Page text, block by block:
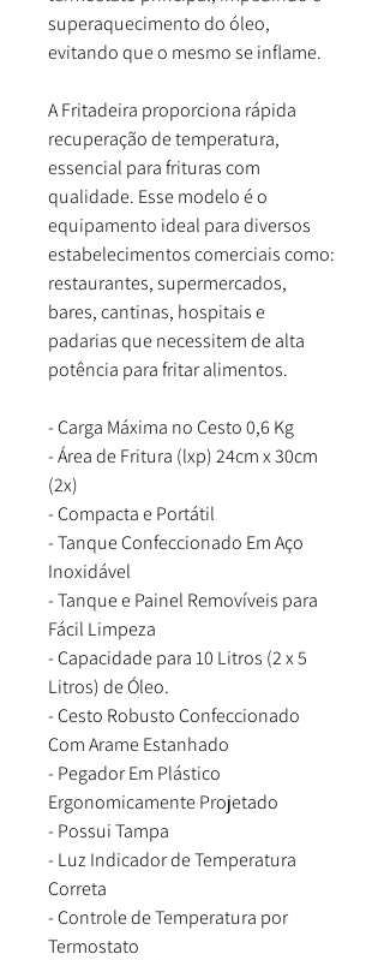
superaquecimento do óleo,
evitando que o mesmo se inflame.
A Fritadeira proporciona rápida
recuperação de temperatura,
essencial para frituras com
qualidade. Esse modelo é o
equipamento ideal para diversos
estabelecimentos comerciais como:
restaurantes, supermercados,
bares, cantinas, hospitais e
padarias que necessitem de alta
potência para fritar alimentos.
- Carga Máxima no Cesto 0,6 Kg
- Área de Fritura (lxp) 24cm x 30cm
(2x)
- Compacta e Portátil
- Tanque Confeccionado Em Aço
Inoxidável
- Tanque e Painel Removíveis para
Fácil Limpeza
- Capacidade para 10 Litros (2 x 5
Litros) de Óleo.
- Cesto Robusto Confeccionado
Com Arame Estanhado
- Pegador Em Plástico
Ergonomicamente Projetado
- Possui Tampa
- Luz Indicador de Temperatura
Correta
- Controle de Temperatura por
Termostato